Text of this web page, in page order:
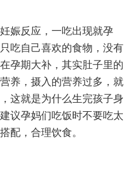
娠反应，一吃出现就孕
吃自己喜欢的食物，没有
孕期大补，其实肚子里的
养，摄入的营养过多，就
这就是为什么生完孩子身
议孕妈们吃饭时不要吃太
配，合理饮食。